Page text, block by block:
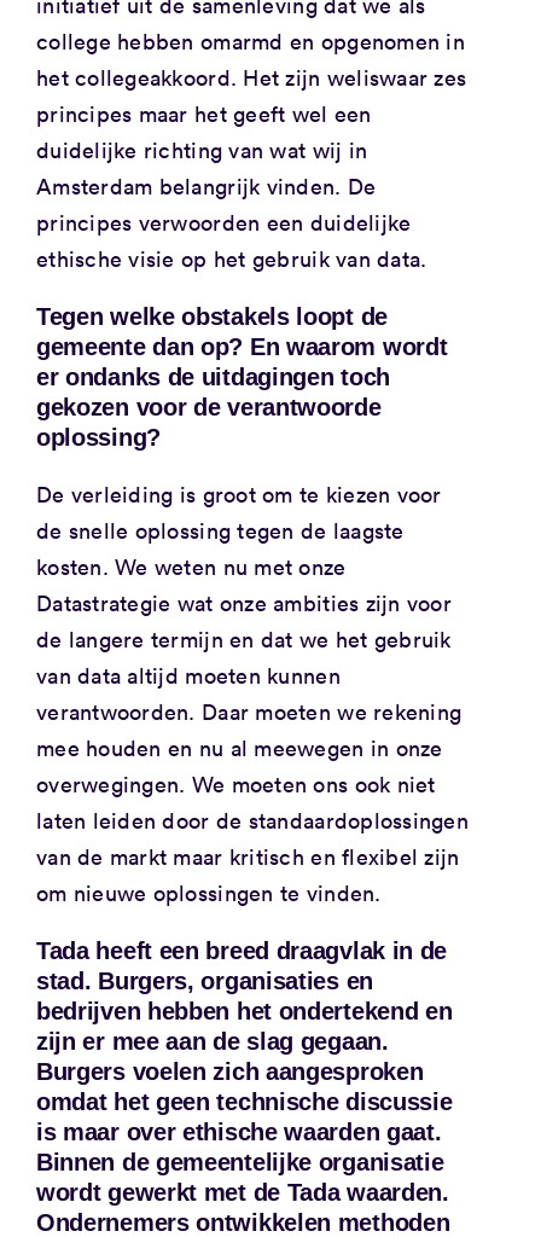
college hebben omarmd en opgenomen in
het collegeakkoord. Het zijn weliswaar zes
principes maar het geeft wel een
duidelijke richting van wat wij in
Amsterdam belangrijk vinden. De
principes verwoorden een duidelijke
ethische visie op het gebruik van data.
Tegen welke obstakels loopt de
gemeente dan op? En waarom wordt
er ondanks de uitdagingen toch
gekozen voor de verantwoorde
oplossing?
De verleiding is groot om te kiezen voor
de snelle oplossing tegen de laagste
kosten. We weten nu met onze
Datastrategie wat onze ambities zijn voor
de langere termijn en dat we het gebruik
van data altijd moeten kunnen
verantwoorden. Daar moeten we rekening
mee houden en nu al meewegen in onze
overwegingen. We moeten ons ook niet
laten leiden door de standaardoplossingen
van de markt maar kritisch en flexibel zijn
om nieuwe oplossingen te vinden.
Tada heeft een breed draagvlak in de
stad. Burgers, organisaties en
bedrijven hebben het ondertekend en
zijn er mee aan de slag gegaan.
Burgers voelen zich aangesproken
omdat het geen technische discussie
is maar over ethische waarden gaat.
Binnen de gemeentelijke organisatie
wordt gewerkt met de Tada waarden.
Ondernemers ontwikkelen methoden